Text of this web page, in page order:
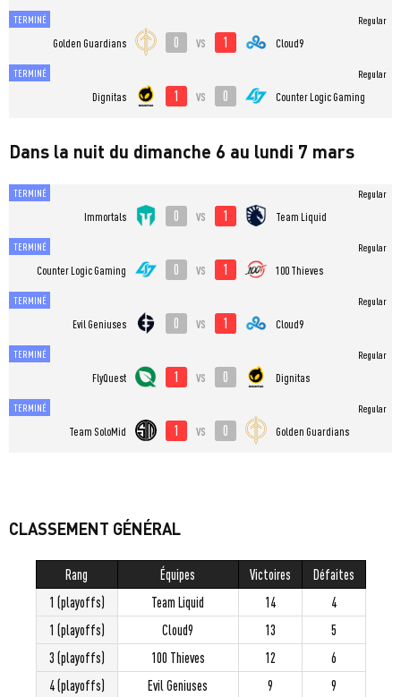
TERMINÉ
Golden Guardians 0 vs 1 Cloud9
Regular
TERMINÉ
Dignitas 1 vs 0 Counter Logic Gaming
Regular
Dans la nuit du dimanche 6 au lundi 7 mars
TERMINÉ
Immortals 0 vs 1 Team Liquid
Regular
TERMINÉ
Counter Logic Gaming 0 vs 1 100 Thieves
Regular
TERMINÉ
Evil Geniuses 0 vs 1 Cloud9
Regular
TERMINÉ
FlyQuest 1 vs 0 Dignitas
Regular
TERMINÉ
Team SoloMid 1 vs 0 Golden Guardians
Regular
CLASSEMENT GÉNÉRAL
Rang Équipes Victoires
Défaites
1 (playoffs)
Team Liquid 14
4
1 (playoffs)
Cloud9 13
5
3 (playoffs)
100 Thieves 12
6
4 (playoffs)
Evil Geniuses 9
9